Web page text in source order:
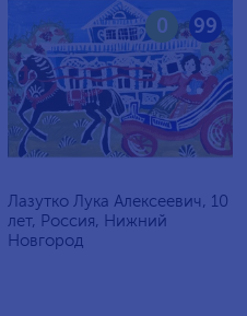
99
0
Лазутко Лука Алексеевич, 10
лет, Россия, Нижний
Новгород